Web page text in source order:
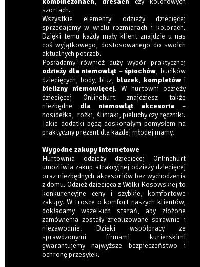
szortach.
Wszystkie elementy odzieży dziecięcej
sprzedajemy w wielu rozmiarach i kolorach.
Dzięki temu każdy mały klient znajdzie u nas
coś wyjątkowego, dostosowanego do swoich
aktualnych potrzeb.
Posiadamy również duży wybór praktycznej
odzieży dla niemowląt –śpiochów, bucików
dziecięcych, body, bluz, bluzek, kompletówi
bielizny niemowlęcej. W hurtowni odzieży
dziecięcej Onlinehurt znajdziesz także
niezbędne dla niemowląt akcesoria –
nosidełka, rożki, śliniaki, pieluchy czy ręczniki.
Takie dodatki będą doskonałym pomysłem na
praktyczny prezent dla każdej młodej mamy.
Wygodne zakupy internetowe
Hurtownia odzieży dziecięcej Onlinehurt
umożliwia zakup atrakcyjnej odzieży dziecięcej
oraz niezbędnych akcesoriów bez wychodzenia
z domu. Odzież dziecięca z Wólki Kosowskiej to
konkurencyjne ceny i szybkie, komfortowe
zakupy. W trosce o komfort naszych klientów,
dokładamy wszelkich starań, aby złożone
zamówienia zostały zrealizowane sprawnie i
niezawodnie. Dzięki współpracy ze
sprawdzonymi firmami kurierskimi
gwarantujemy najwyższe bezpieczeństwo i
ochronę przesyłek.